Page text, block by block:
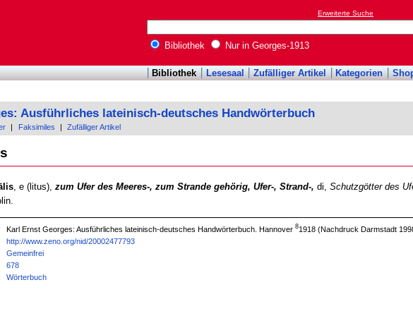
Erweiterte Suche
Bibliothek Nur in Georges-1913
Bibliothek Lesesaal Zufälliger Artikel Kategorien
Ausführliches lateinisch-deutsches Handwörterbuch
Faksimiles Zufälliger Artikel
, e (litus), zum Ufer des Meeres-, zum Strande gehörig, Ufer-, Strand-, di, Schutzgötter des
Karl Ernst Georges: Ausführliches lateinisch-deutsches Handwörterbuch. Hannover81918 (Nachdruck Darmstadt
http://www.zeno.org/nid/20002477793
Gemeinfrei
678
Wörterbuch